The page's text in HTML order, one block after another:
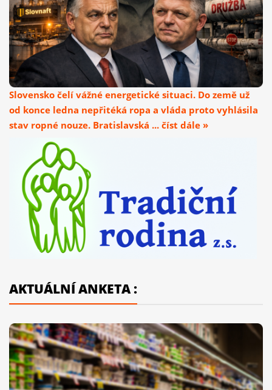
Slovensko čelí vážné energetické situaci. Do země už
od konce ledna nepřitéká ropa a vláda proto vyhlásila
stav ropné nouze. Bratislavská ... číst dále »
AKTUÁLNÍ ANKETA :